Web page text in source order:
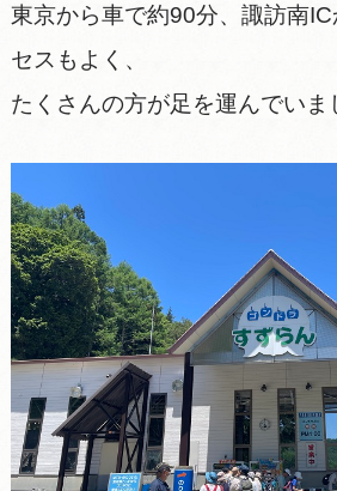
東京から車で約90分、諏訪南
セスもよく、
たくさんの方が足を運んでいま